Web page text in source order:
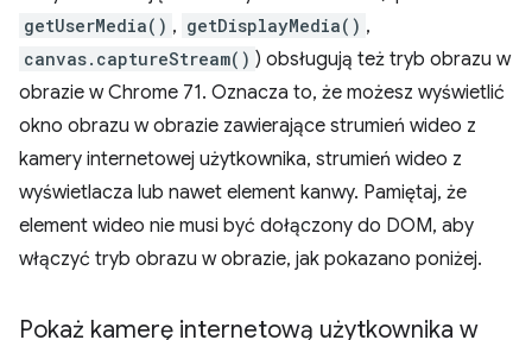
getUserMedia() , getDisplayMedia() ,
canvas.captureStream() ) obsługują też tryb obrazu w
obrazie w Chrome 71. Oznacza to, że możesz wyświetlić
okno obrazu w obrazie zawierające strumień wideo z
kamery internetowej użytkownika, strumień wideo z
wyświetlacza lub nawet element kanwy. Pamiętaj, że
element wideo nie musi być dołączony do DOM, aby
włączyć tryb obrazu w obrazie, jak pokazano poniżej.
Pokaż kamerę internetową użytkownika w